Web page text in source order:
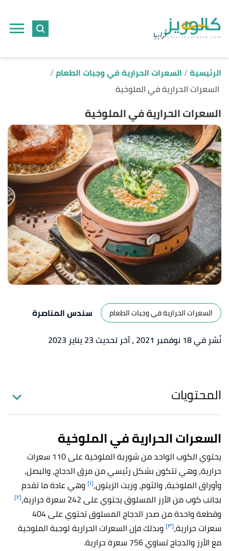
الرئيسية السعرات الحرارية في وجبات الطعام
السعرات الحرارية في الملوخية
السعرات الحرارية في الملوخية
السعرات الحرارية في وجبات الطعام
سندس المناصرة
نُشر في 18 نوفمبر 2021
، آخر تحديث 23 يناير 2023
المحتويات
السعرات الحرارية في الملوخية
يحتوي الكوب الواحد من شوربة الملوخية على 110 سعرات
حرارية، وهي تتكون بشكل رئيسي من مرق الدجاج، والبصل،
وأوراق الملوخية، والثوم، وزيت الزيتون،[١] وهي عادة ما تقدم
بجانب كوب من الأرز المسلوق يحتوي على 242 سعرة حرارية،
[٢]
وقطعة واحدة من صدر الدجاج المسلوق تحتوي على 404
سعرات حرارية،[٣]
وبذلك فإن السعرات الحرارية لوجبة الملوخية
مع الأرز والدجاج تساوي 756 سعرة حرارية.